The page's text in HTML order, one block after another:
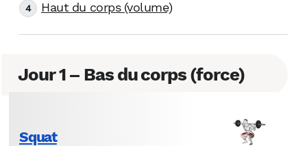
Haut du corps (volume)
Jour 1 – Bas du corps (force)
Squat